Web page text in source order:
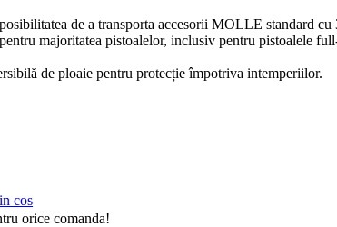
de a transporta accesorii MOLLE standard
majoritatea pistoalelor, inclusiv pentru pistoalele
de ploaie pentru protecție împotriva intemperiilor.
cos
orice comanda!